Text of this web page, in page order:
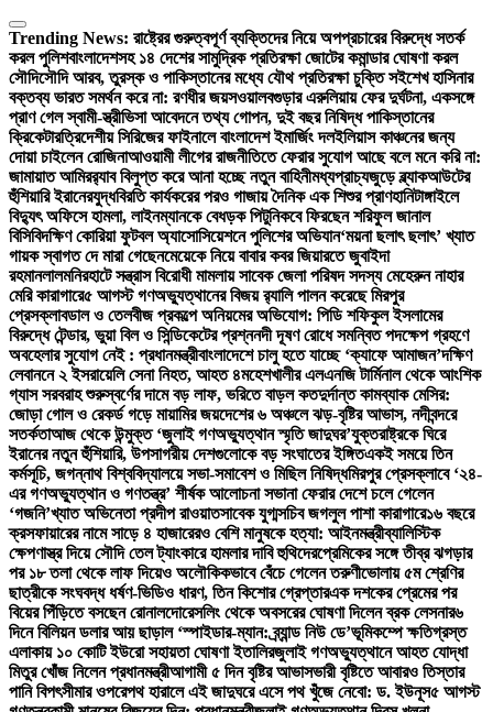
Skip
to
content
Trending News: রাষ্ট্রের গুরুত্বপূর্ণ ব্যক্তিদের নিয়ে অপপ্রচারের বিরুদ্ধে সতর্ক
করল পুলিশবাংলাদেশসহ ১৪ দেশের সামুদ্রিক প্রতিরক্ষা জোটের কমান্ডার ঘোষণা করল
সৌদিসৌদি আরব, তুরস্ক ও পাকিস্তানের মধ্যে যৌথ প্রতিরক্ষা চুক্তি সইশেখ হাসিনার
বক্তব্য ভারত সমর্থন করে না: রণধীর জয়সওয়ালবগুড়ার এরুলিয়ায় ফের দুর্ঘটনা, একসঙ্গে
প্রাণ গেল স্বামী-স্ত্রীভিসা আবেদনে তথ্য গোপন, দুই বছর নিষিদ্ধ পাকিস্তানের
ক্রিকেটারত্রিদেশীয় সিরিজের ফাইনালে বাংলাদেশ ইমার্জিং দলইলিয়াস কাঞ্চনের জন্য
দোয়া চাইলেন রোজিনাআওয়ামী লীগের রাজনীতিতে ফেরার সুযোগ আছে বলে মনে করি না:
জামায়াত আমিরর‍্যাব বিলুপ্ত করে আনা হচ্ছে নতুন বাহিনীমধ্যপ্রাচ্যজুড়ে ব্ল্যাকআউটের
হুঁশিয়ারি ইরানেরযুদ্ধবিরতি কার্যকরের পরও গাজায় দৈনিক এক শিশুর প্রাণহানিটাঙ্গাইলে
বিদ্যুৎ অফিসে হামলা, লাইনম্যানকে বেধড়ক পিটুনিকবে ফিরছেন শরিফুল জানাল
বিসিবিদক্ষিণ কোরিয়া ফুটবল অ্যাসোসিয়েশনে পুলিশের অভিযান‘ময়না ছলাৎ ছলাৎ’ খ্যাত
গায়ক স্বাগত দে মারা গেছেনমেয়েকে নিয়ে বাবার কবর জিয়ারতে জুবাইদা
রহমানলালমনিরহাটে সন্ত্রাস বিরোধী মামলায় সাবেক জেলা পরিষদ সদস্য মেহেরুন নাহার
মেরি কারাগারে৫ আগস্ট গণঅভ্যুত্থানের বিজয় র‍্যালি পালন করেছে মিরপুর
প্রেসক্লাবডাল ও তেলবীজ প্রকল্পে অনিয়মের অভিযোগ: পিডি শফিকুল ইসলামের
বিরুদ্ধে টেন্ডার, ভুয়া বিল ও সিন্ডিকেটের প্রশ্ননদী দূষণ রোধে সমন্বিত পদক্ষেপ গ্রহণে
অবহেলার সুযোগ নেই : প্রধানমন্ত্রীবাংলাদেশে চালু হতে যাচ্ছে ‘ক্যাফে আমাজন’দক্ষিণ
লেবাননে ২ ইসরায়েলি সেনা নিহত, আহত ৪মহেশখালীর এলএনজি টার্মিনাল থেকে আংশিক
গ্যাস সরবরাহ শুরুস্বর্ণের দামে বড় লাফ, ভরিতে বাড়ল কতদুর্দান্ত কামব্যাক মেসির:
জোড়া গোল ও রেকর্ড গড়ে মায়ামির জয়দেশের ৬ অঞ্চলে ঝড়-বৃষ্টির আভাস, নদীবন্দরে
সতর্কতাআজ থেকে উন্মুক্ত ‘জুলাই গণঅভ্যুত্থান স্মৃতি জাদুঘর’যুক্তরাষ্ট্রকে ঘিরে
ইরানের নতুন হুঁশিয়ারি, উপসাগরীয় দেশগুলোকে বড় সংঘাতের ইঙ্গিতএকই সময়ে তিন
কর্মসূচি, জগন্নাথ বিশ্ববিদ্যালয়ে সভা-সমাবেশ ও মিছিল নিষিদ্ধমিরপুর প্রেসক্লাবে ‘২৪-
এর গণঅভ্যুত্থান ও গণতন্ত্র’ শীর্ষক আলোচনা সভানা ফেরার দেশে চলে গেলেন
‘গজনি’খ্যাত অভিনেতা প্রদীপ রাওয়াতসাবেক যুগ্মসচিব জগলুল পাশা কারাগারে১৬ বছরে
ক্রসফায়ারের নামে সাড়ে ৪ হাজারেরও বেশি মানুষকে হত্যা: আইনমন্ত্রীব্যালিস্টিক
ক্ষেপণাস্ত্র দিয়ে সৌদি তেল ট্যাংকারে হামলার দাবি হুথিদেরপ্রেমিকের সঙ্গে তীব্র ঝগড়ার
পর ১৮ তলা থেকে লাফ দিয়েও অলৌকিকভাবে বেঁচে গেলেন তরুণীভোলায় ৫ম শ্রেণির
ছাত্রীকে সংঘবদ্ধ ধর্ষণ-ভিডিও ধারণ, তিন কিশোর গ্রেপ্তারএক দশকের প্রেমের পর
বিয়ের পিঁড়িতে বসছেন রোনালদোরেসলিং থেকে অবসরের ঘোষণা দিলেন ব্রক লেসনার৬
দিনে বিলিয়ন ডলার আয় ছাড়াল ‘স্পাইডার-ম্যান: ব্র্যান্ড নিউ ডে’ভূমিকম্পে ক্ষতিগ্রস্ত
এলাকায় ১০ কোটি ইউরো সহায়তা ঘোষণা ইতালিরজুলাই গণঅভ্যুত্থানে আহত যোদ্ধা
মিতুর খোঁজ নিলেন প্রধানমন্ত্রীআগামী ৫ দিন বৃষ্টির আভাসভারী বৃষ্টিতে আবারও তিস্তার
পানি বিপৎসীমার ওপরেপথ হারালে এই জাদুঘরে এসে পথ খুঁজে নেবো: ড. ইউনূস৫ আগস্ট